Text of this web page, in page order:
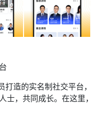
造的实名制社交平台，
士，共同成长。在这里，